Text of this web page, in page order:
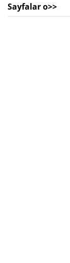
Sayfalar o>>